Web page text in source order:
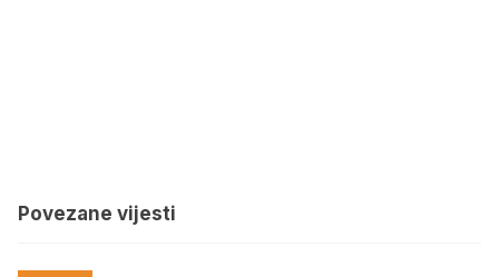
Povezane vijesti